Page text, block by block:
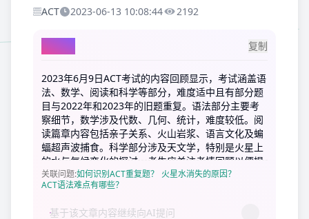
ACT 2023-06-13 10:08:44 2192
AI总结 复制
2023年6月9日ACT考试的内容回顾显示，考试涵盖语
法、数学、阅读和科学等部分，难度适中且有部分题
目与2022年和2023年的旧题重复。语法部分主要考
察细节，数学涉及代数、几何、统计，难度较低。阅
读篇章内容包括亲子关系、火山岩浆、语言文化及蝙
蝠超声波捕食。科学部分涉及天文学，特别是火星上
的水与气候变化的探讨。考生应关注考情回顾以便提
高备考效率。
关联问题:如何识别ACT重复题？
火星水消失的原因？
ACT语法难点有哪些？